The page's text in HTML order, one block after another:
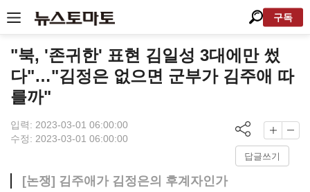
구독
"북, '존귀한' 표현 김일성 3대에만 썼
다"…"김정은 없으면 군부가 김주애 따
를까"
입력: 2023-03-01 06:00:00
수정: 2023-03-01 06:00:00
답글쓰기
[논쟁] 김주애가 김정은의 후계자인가